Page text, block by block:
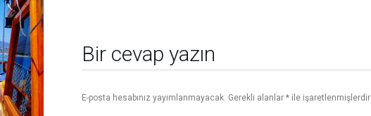
Bir cevap yazın
E-posta hesabınız yayımlanmayacak. Gerekli alanlar* ile işaretlenmişlerdir